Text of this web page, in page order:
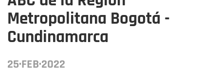
Metropolitana Bogotá -
Cundinamarca
25·FEB·2022